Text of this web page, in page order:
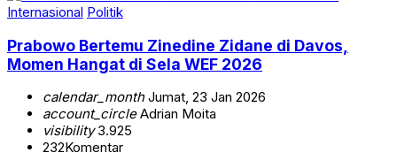
Internasional Politik
Prabowo Bertemu Zinedine Zidane di Davos,
Momen Hangat di Sela WEF 2026
calendar_monthJumat, 23 Jan 2026
account_circleAdrian Moita
visibility3.925
232Komentar